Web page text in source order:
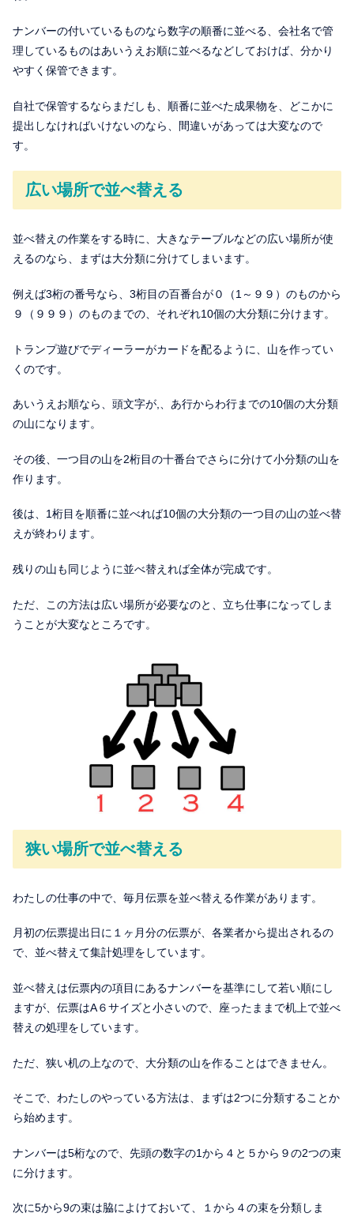
ナンバーの付いているものなら数字の順番に並べる、会社名で管
理しているものはあいうえお順に並べるなどしておけば、分かり
やすく保管できます。
自社で保管するならまだしも、順番に並べた成果物を、どこかに
提出しなければいけないのなら、間違いがあっては大変なので
す。
広い場所で並べ替える
並べ替えの作業をする時に、大きなテーブルなどの広い場所が使
えるのなら、まずは大分類に分けてしまいます。
例えば3桁の番号なら、3桁目の百番台が０（1～９９）のものから
９（９９９）のものまでの、それぞれ10個の大分類に分けます。
トランプ遊びでディーラーがカードを配るように、山を作ってい
くのです。
あいうえお順なら、頭文字が,、あ行からわ行までの10個の大分類
の山になります。
その後、一つ目の山を2桁目の十番台でさらに分けて小分類の山を
作ります。
後は、1桁目を順番に並べれば10個の大分類の一つ目の山の並べ替
えが終わります。
残りの山も同じように並べ替えれば全体が完成です。
ただ、この方法は広い場所が必要なのと、立ち仕事になってしま
うことが大変なところです。
狭い場所で並べ替える
わたしの仕事の中で、毎月伝票を並べ替える作業があります。
月初の伝票提出日に１ヶ月分の伝票が、各業者から提出されるの
で、並べ替えて集計処理をしています。
並べ替えは伝票内の項目にあるナンバーを基準にして若い順にし
ますが、伝票はA６サイズと小さいので、座ったままで机上で並べ
替えの処理をしています。
ただ、狭い机の上なので、大分類の山を作ることはできません。
そこで、わたしのやっている方法は、まずは2つに分類することか
ら始めます。
ナンバーは5桁なので、先頭の数字の1から４と５から９の2つの束
に分けます。
次に5から9の束は脇によけておいて、１から４の束を分類しま